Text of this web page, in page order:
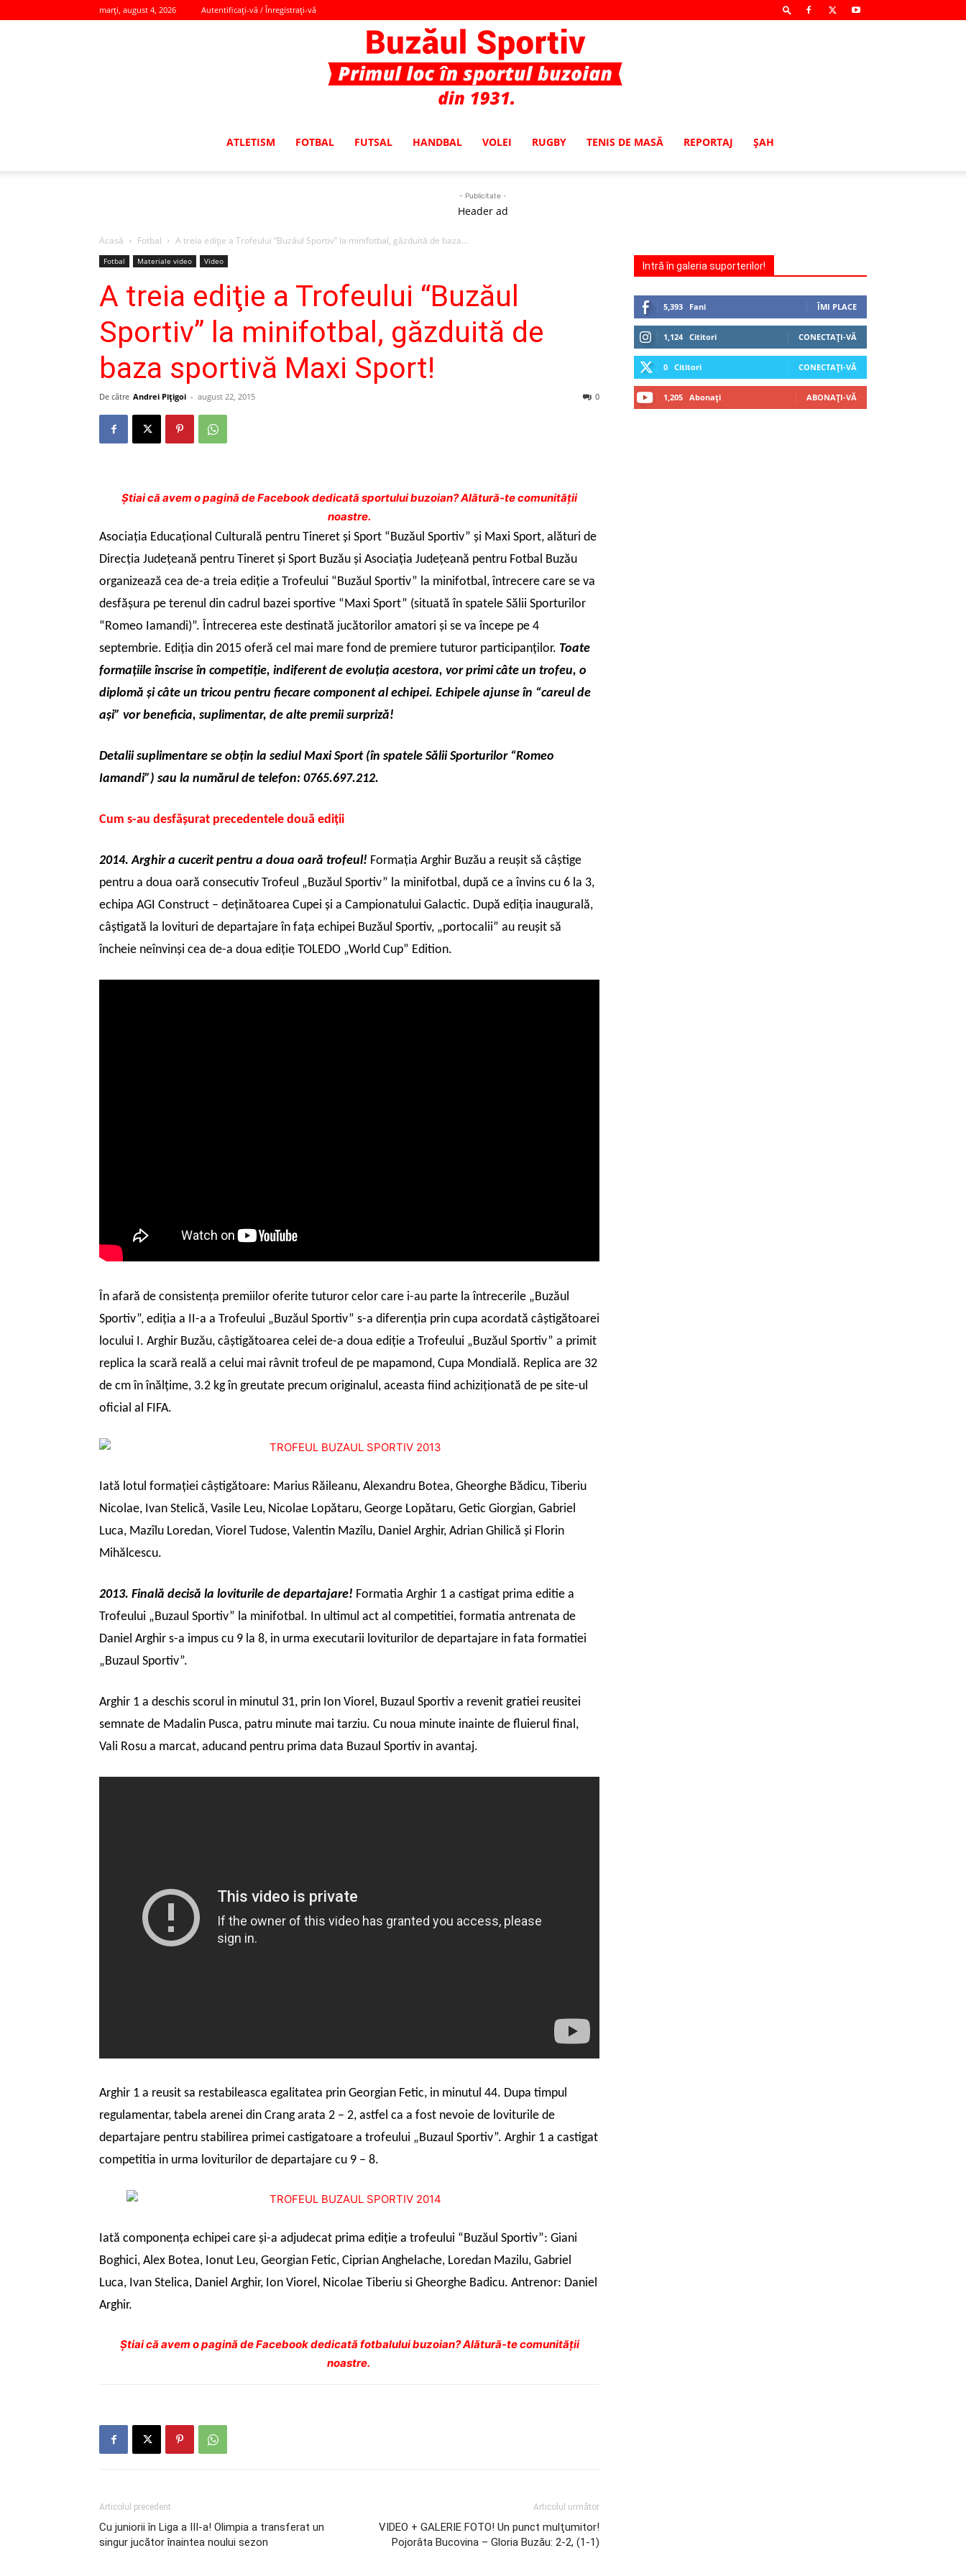
marți, august 4, 2026 Autentificați-vă / Înregistrați-vă
ATLETISM FOTBAL FUTSAL HANDBAL VOLEI RUGBY TENIS DE MASĂ REPORTAJ ŞAH
- Publicitate -
Header ad
Acasă Fotbal A treia ediţie a Trofeului “Buzăul Sportiv” la minifotbal, găzduită de baza...
Fotbal Materiale video Video
A treia ediţie a Trofeului “Buzăul
Sportiv” la minifotbal, găzduită de
baza sportivă Maxi Sport!
De către Andrei Pițigoi - august 22, 2015 0
Ştiai că avem o pagină de Facebook dedicată sportului buzoian? Alătură-te comunității
noastre.
Asociaţia Educaţional Culturală pentru Tineret şi Sport “Buzăul Sportiv” şi Maxi Sport, alături de
Direcţia Judeţeană pentru Tineret şi Sport Buzău şi Asociaţia Judeţeană pentru Fotbal Buzău
organizează cea de-a treia ediţie a Trofeului “Buzăul Sportiv” la minifotbal, întrecere care se va
desfăşura pe terenul din cadrul bazei sportive “Maxi Sport” (situată în spatele Sălii Sporturilor
“Romeo Iamandi)”. Întrecerea este destinată jucătorilor amatori şi se va începe pe 4
septembrie. Ediţia din 2015 oferă cel mai mare fond de premiere tuturor participanţilor. Toate
formaţiile înscrise în competiţie, indiferent de evoluţia acestora, vor primi câte un trofeu, o
diplomă şi câte un tricou pentru fiecare component al echipei. Echipele ajunse în “careul de
aşi” vor beneficia, suplimentar, de alte premii surpriză!
Detalii suplimentare se obţin la sediul Maxi Sport (în spatele Sălii Sporturilor “Romeo
Iamandi”) sau la numărul de telefon: 0765.697.212.
Cum s-au desfăşurat precedentele două ediţii
2014. Arghir a cucerit pentru a doua oară trofeul! Formația Arghir Buzău a reușit să câștige
pentru a doua oară consecutiv Trofeul „Buzăul Sportiv” la minifotbal, după ce a învins cu 6 la 3,
echipa AGI Construct – deținătoarea Cupei și a Campionatului Galactic. După ediția inaugurală,
câștigată la lovituri de departajare în fața echipei Buzăul Sportiv, „portocalii” au reușit să
încheie neînvinși cea de-a doua ediție TOLEDO „World Cup” Edition.
În afară de consistența premiilor oferite tuturor celor care i-au parte la întrecerile „Buzăul
Sportiv”, ediția a II-a a Trofeului „Buzăul Sportiv” s-a diferenția prin cupa acordată câștigătoarei
locului I. Arghir Buzău, câștigătoarea celei de-a doua ediție a Trofeului „Buzăul Sportiv” a primit
replica la scară reală a celui mai râvnit trofeul de pe mapamond, Cupa Mondială. Replica are 32
de cm în înălțime, 3.2 kg în greutate precum originalul, aceasta fiind achiziționată de pe site-ul
oficial al FIFA.
Iată lotul formaţiei câştigătoare: Marius Răileanu, Alexandru Botea, Gheorghe Bădicu, Tiberiu
Nicolae, Ivan Stelică, Vasile Leu, Nicolae Lopătaru, George Lopătaru, Getic Giorgian, Gabriel
Luca, Mazîlu Loredan, Viorel Tudose, Valentin Mazîlu, Daniel Arghir, Adrian Ghilică și Florin
Mihălcescu.
2013. Finală decisă la loviturile de departajare! Formatia Arghir 1 a castigat prima editie a
Trofeului „Buzaul Sportiv” la minifotbal. In ultimul act al competitiei, formatia antrenata de
Daniel Arghir s-a impus cu 9 la 8, in urma executarii loviturilor de departajare in fata formatiei
„Buzaul Sportiv”.
Arghir 1 a deschis scorul in minutul 31, prin Ion Viorel, Buzaul Sportiv a revenit gratiei reusitei
semnate de Madalin Pusca, patru minute mai tarziu. Cu noua minute inainte de fluierul final,
Vali Rosu a marcat, aducand pentru prima data Buzaul Sportiv in avantaj.
Arghir 1 a reusit sa restabileasca egalitatea prin Georgian Fetic, in minutul 44. Dupa timpul
regulamentar, tabela arenei din Crang arata 2 – 2, astfel ca a fost nevoie de loviturile de
departajare pentru stabilirea primei castigatoare a trofeului „Buzaul Sportiv”. Arghir 1 a castigat
competitia in urma loviturilor de departajare cu 9 – 8.
Iată componenţa echipei care şi-a adjudecat prima ediţie a trofeului “Buzăul Sportiv”: Giani
Boghici, Alex Botea, Ionut Leu, Georgian Fetic, Ciprian Anghelache, Loredan Mazilu, Gabriel
Luca, Ivan Stelica, Daniel Arghir, Ion Viorel, Nicolae Tiberiu si Gheorghe Badicu. Antrenor: Daniel
Arghir.
Ştiai că avem o pagină de Facebook dedicată fotbalului buzoian? Alătură-te comunității
noastre.
Articolul precedent
Cu juniorii în Liga a III-a! Olimpia a transferat un
singur jucător înaintea noului sezon
Articolul următor
VIDEO + GALERIE FOTO! Un punct mulţumitor!
Pojorâta Bucovina – Gloria Buzău: 2-2, (1-1)
Intră în galeria suporterilor!
5,393 Fani ÎMI PLACE
1,124 Cititori CONECTAȚI-VĂ
0 Cititori CONECTAȚI-VĂ
1,205 Abonați ABONAȚI-VĂ